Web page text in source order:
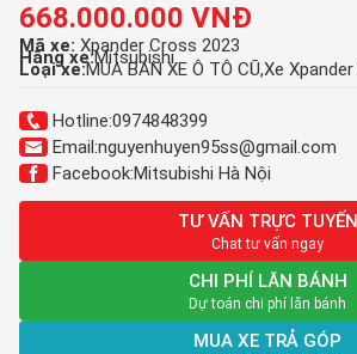
668.000.000 VNĐ
Mã xe: Xpander Cross 2023
Hãng xe:Mitsubishi
Loại xe:MUA BÁN XE Ô TÔ CŨ Xe Xpander
Hotline:0974848399
Email:nguyenhuyen95ss@gmail.com
Facebook:Mitsubishi Hà Nội
TƯ VẤN TRỰC TUYẾN
Chat tư vấn ngay
CHI PHÍ LĂN BÁNH
Dự toán chi phí lăn bánh
MUA XE TRẢ GÓP